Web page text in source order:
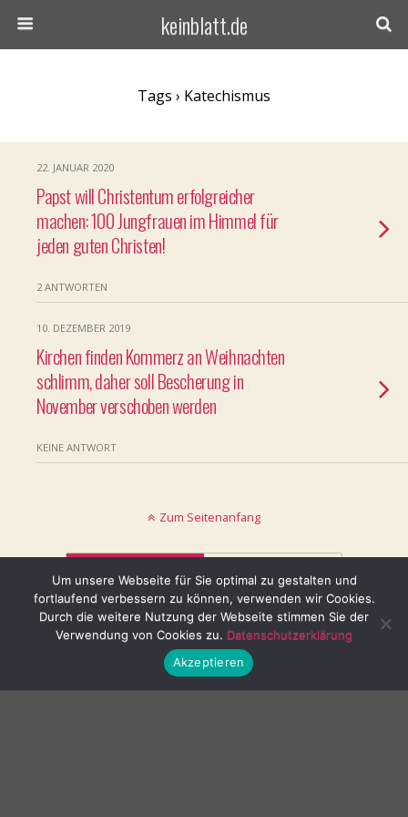
keinblatt.de
Tags › Katechismus
22. JANUAR 2020
Papst will Christentum erfolgreicher
machen: 100 Jungfrauen im Himmel für
jeden guten Christen!
2 ANTWORTEN
10. DEZEMBER 2019
Kirchen finden Kommerz an Weihnachten
schlimm, daher soll Bescherung in
November verschoben werden
KEINE ANTWORT
Zum Seitenanfang
Mobil Desktop
© keinblatt.de
Um unsere Webseite für Sie optimal zu gestalten und
fortlaufend verbessern zu können, verwenden wir Cookies.
Durch die weitere Nutzung der Webseite stimmen Sie der
Verwendung von Cookies zu. Datenschutzerklärung
Akzeptieren